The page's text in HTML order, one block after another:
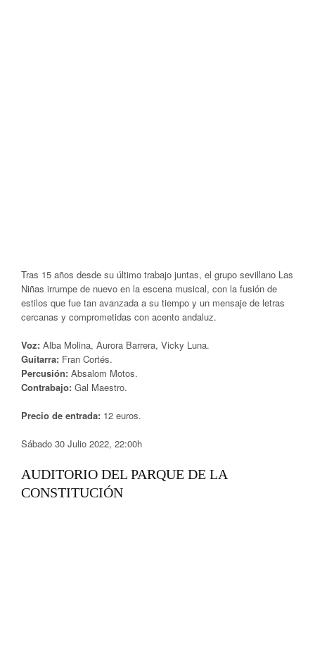
Tras 15 años desde su último trabajo juntas, el grupo sevillano Las
Niñas irrumpe de nuevo en la escena musical, con la fusión de
estilos que fue tan avanzada a su tiempo y un mensaje de letras
cercanas y comprometidas con acento andaluz.
Voz: Alba Molina, Aurora Barrera, Vicky Luna.
Guitarra: Fran Cortés.
Percusión: Absalom Motos.
Contrabajo: Gal Maestro.
Precio de entrada: 12 euros.
Sábado 30 Julio 2022, 22:00h
AUDITORIO DEL PARQUE DE LA
CONSTITUCIÓN